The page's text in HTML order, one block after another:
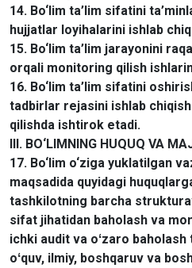
14. Bo‘lim ta’lim sifatini
hujjatlar loyihalarini ishlab
15. Bo‘lim ta’lim jarayonini
orqali monitoring qilish
16. Bo‘lim ta’lim sifatini
tadbirlar rejasini ishlab
qilishda ishtirok etadi.
III. BO‘LIMNING HUQUQ VA
17. Bo‘lim o‘ziga yuklatilgan
maqsadida quyidagi
tashkilotning barcha
sifat jihatidan baholash va
ichki audit va oʻzaro
oʻquv, ilmiy, boshqaruv va